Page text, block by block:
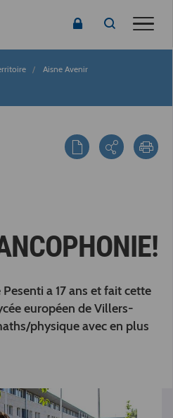
Aisne Avenir
a 17 ans et fait cette
européen deVillers-
physique avec en plus